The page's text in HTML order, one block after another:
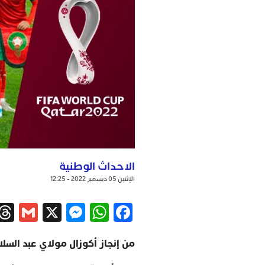
الاحداث الوطنية
الإثنين 05 ديسمبر 2022 - 12:25
Facebook
WhatsApp
X
من إنجاز أكوزال مولاي عبد